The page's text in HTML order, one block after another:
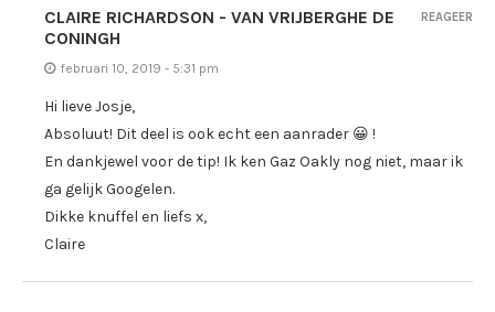
CLAIRE RICHARDSON - VAN VRIJBERGHE DE
CONINGH
februari 10, 2019 - 5:31 pm
Hi lieve Josje,
Absoluut! Dit deel is ook echt een aanrader 😀 !
En dankjewel voor de tip! Ik ken Gaz Oakly nog niet, maar ik
ga gelijk Googelen.
Dikke knuffel en liefs x,
Claire
REAGEER